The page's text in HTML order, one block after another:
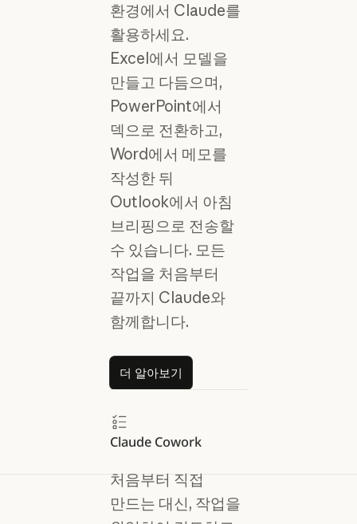
환경에서 Claude를
활용하세요.
Excel에서 모델을
만들고 다듬으며,
PowerPoint에서
덱으로 전환하고,
Word에서 메모를
작성한 뒤
Outlook에서 아침
브리핑으로 전송할
수 있습니다. 모든
작업을 처음부터
끝까지 Claude와
함께합니다.
더 알아보기
더 알아보기
Claude Cowork
처음부터 직접
만드는 대신, 작업을